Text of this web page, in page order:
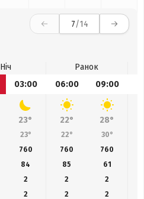
7/14
Ніч
Ранок
03:00 06:00 09:00
23° 22° 28°
23° 22° 30°
760 760 760
84 85 61
2 2
2
2 2 2